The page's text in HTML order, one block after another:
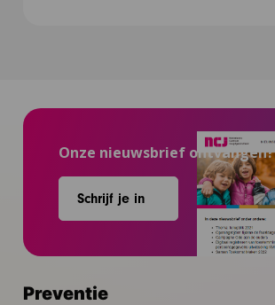
Onze nieuwsbrief ontvangen?
Schrijf je in
Preventie